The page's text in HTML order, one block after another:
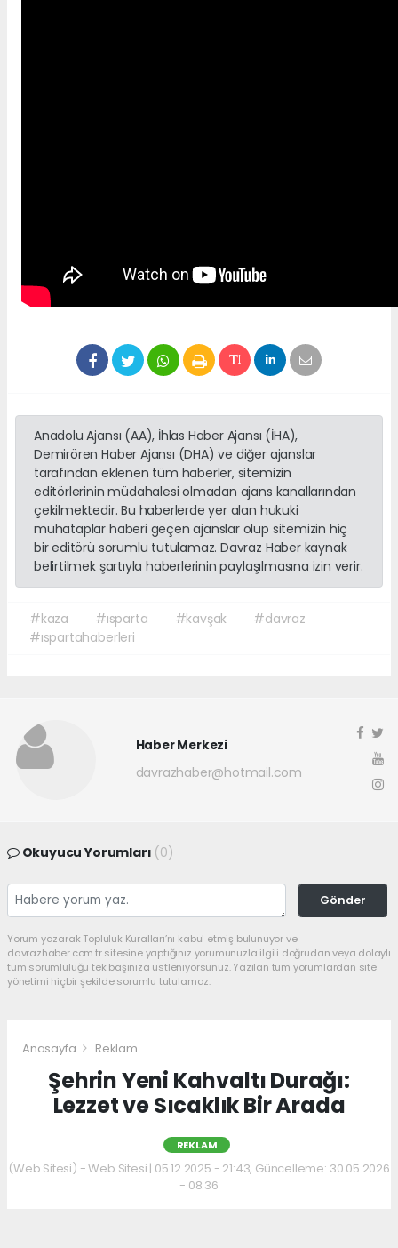
Anadolu Ajansı (AA), İhlas Haber Ajansı (İHA),
Demirören Haber Ajansı (DHA) ve diğer ajanslar
tarafından eklenen tüm haberler, sitemizin
editörlerinin müdahalesi olmadan ajans kanallarından
çekilmektedir. Bu haberlerde yer alan hukuki
muhataplar haberi geçen ajanslar olup sitemizin hiç
bir editörü sorumlu tutulamaz. Davraz Haber kaynak
belirtilmek şartıyla haberlerinin paylaşılmasına izin verir.
#kaza #ısparta #kavşak
#davraz
#ıspartahaberleri
Haber Merkezi
davrazhaber@hotmail.com
Okuyucu Yorumları (0)
Gönder
Yorum yazarak Topluluk Kuralları’nı kabul etmiş bulunuyor ve
davrazhaber.com.tr sitesine yaptığınız yorumunuzla ilgili doğrudan veya dolaylı
tüm sorumluluğu tek başınıza üstleniyorsunuz. Yazılan tüm yorumlardan site
yönetimi hiçbir şekilde sorumlu tutulamaz.
Anasayfa Reklam
Şehrin Yeni Kahvaltı Durağı:
Lezzet ve Sıcaklık Bir Arada
REKLAM
(Web Sitesi) - Web Sitesi | 05.12.2025 - 21:43, Güncelleme: 30.05.2026
- 08:36